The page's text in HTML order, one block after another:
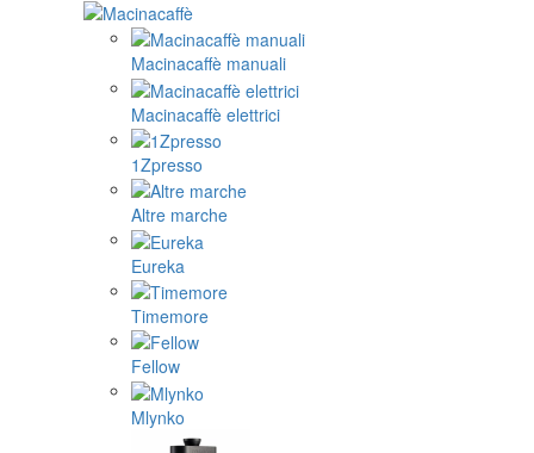
Macinacaffè manuali
Macinacaffè elettrici
1Zpresso
Altre marche
Eureka
Timemore
Fellow
Mlynko